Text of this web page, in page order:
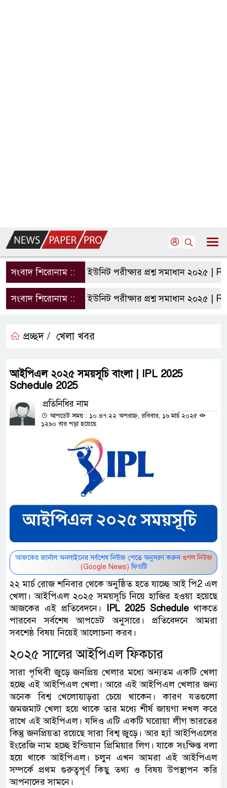
সংবাদ শিরোনাম ::
রাবি এ ইউনিট পরীক্ষার প্রশ্ন সমাধান ২০২৫ | RU
সংবাদ শিরোনাম ::
রাবি এ ইউনিট পরীক্ষার প্রশ্ন সমাধান ২০২৫ | RU
প্রচ্ছদ / খেলা খবর
আইপিএল ২০২৫ সময়সূচি বাংলা | IPL 2025
Schedule 2025
প্রতিনিধির নাম
আপডেট সময় : ১০:৪৭:২২ অপরাহ্ন, রবিবার, ১৬ মার্চ ২০২৫
১২৯০ বার পড়া হয়েছে
আজকের জার্নাল অনলাইনের সর্বশেষ নিউজ পেতে অনুসরণ করুন গুগল নিউজ
(Google News) ফিডটি
২২ মার্চ রোজ শনিবার থেকে অনুষ্ঠিত হতে যাচ্ছে আই পি2 এল
খেলা। আইপিএল ২০২৫ সময়সূচি নিয়ে হাজির হওয়া হয়েছে
আজকের এই প্রতিবেদনে।
IPL 2025 Scheduleথাকতে
পারবেন সর্বশেষ আপডেট অনুসারে। প্রতিবেদনে আমরা
সবশেষ্ঠ বিষয় নিয়েই আলোচনা করব।
২০২৫ সালের আইপিএল ফিকচার
সারা পৃথিবী জুড়ে জনপ্রিয় খেলার মধ্যে অন্যতম একটি খেলা
হচ্ছে এই আইপিএল খেলা। আরে এই আইপিএল খেলার জন্য
অনেক বিশ্ব খেলোয়াড়রা চেয়ে থাকেন। কারণ যতগুলো
জমজমাট খেলা হয়ে থাকে তার মধ্যে শীর্ষ জায়গা দখল করে
রাখে এই আইপিএল। যদিও এটি একটি ঘরোয়া লীগ ভারতের
কিন্তু জনপ্রিয়তা রয়েছে সারা বিশ্ব জুড়ে। আর হ্যাঁ আইপিএলের
ইংরেজি নাম হচ্ছে ইন্ডিয়ান প্রিমিয়ার লিগ। যাকে সংক্ষিপ্ত বলা
হয়ে থাকে আইপিএল। চলুন এখন আমরা এই আইপিএল
সম্পর্কে প্রথম গুরুত্বপূর্ণ কিছু তথ্য ও বিষয় উপস্থাপন করি
আপনাদের সামনে।